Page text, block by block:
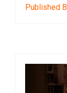
Published